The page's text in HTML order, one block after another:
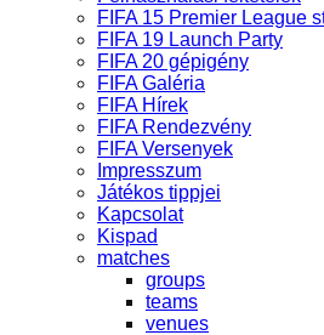
FIFA 15 Premier League
FIFA 19 Launch Party
FIFA 20 gépigény
FIFA Galéria
FIFA Hírek
FIFA Rendezvény
FIFA Versenyek
Impresszum
Játékos tippjei
Kapcsolat
Kispad
matches
groups
teams
venues